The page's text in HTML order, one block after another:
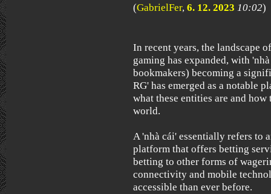
(GabrielFer, 6. 12. 2023 10:02)
In recent years, the landscape
gaming has expanded, with
bookmakers) becoming a
RG' has emerged as a notable
what these entities are and
world.
A 'nhà cái' essentially refers to
platform that offers betting
betting to other forms of
connectivity and mobile
accessible than ever before.